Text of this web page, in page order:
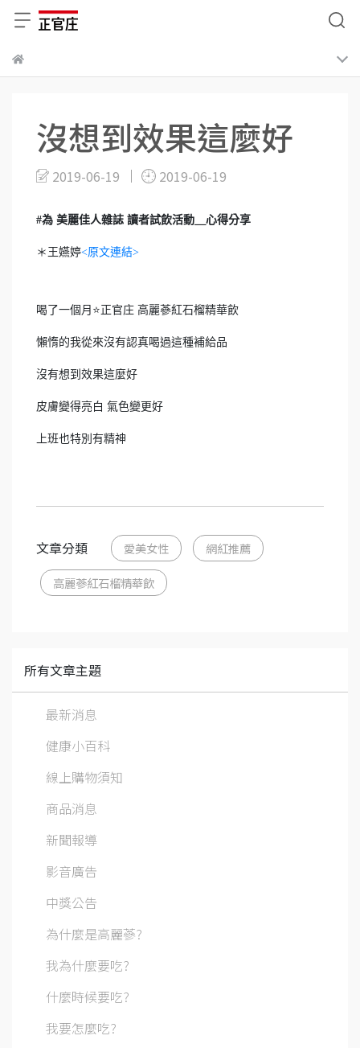
沒想到效果這麼好
2019-06-19 2019-06-19
#為 美麗佳人雜誌 讀者試飲活動＿心得分享
＊王嬿婷<原文連結>
喝了一個月 ⭐️正官庄 高麗蔘紅石榴精華飲
懶惰的我從來沒有認真喝過這種補給品
沒有想到效果這麼好
皮膚變得亮白 氣色變更好
上班也特別有精神
文章分類 愛美女性 網紅推薦
高麗蔘紅石榴精華飲
所有文章主題
最新消息
健康小百科
線上購物須知
商品消息
新聞報導
影音廣告
中獎公告
為什麼是高麗蔘?
我為什麼要吃?
什麼時候要吃?
我要怎麼吃?